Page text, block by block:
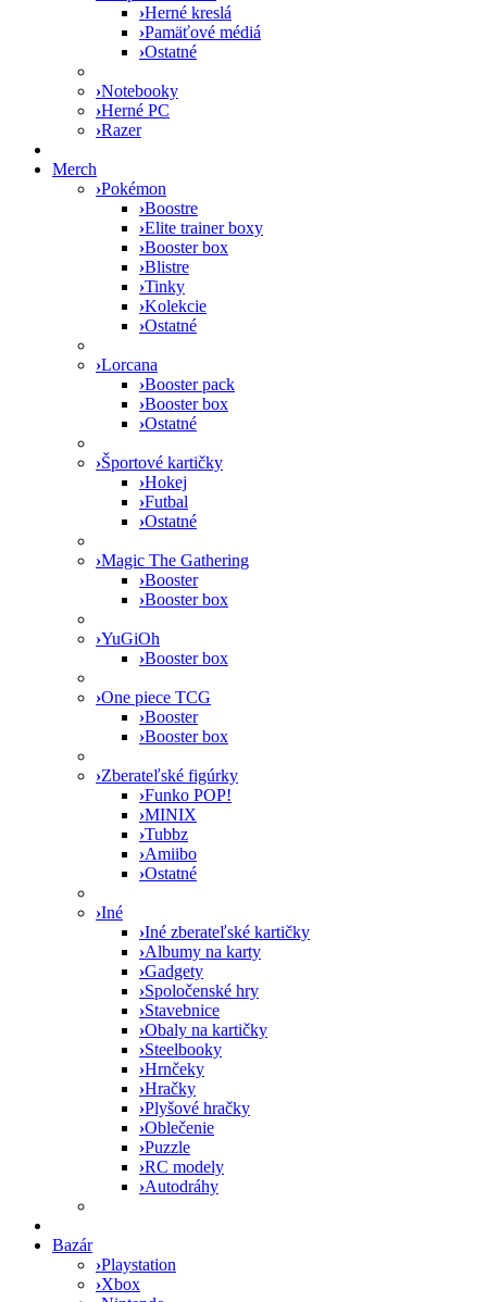
›Herné kreslá
›Pamäťové médiá
›Ostatné
›Notebooky
›Herné PC
›Razer
Merch
›Pokémon
›Boostre
›Elite trainer boxy
›Booster box
›Blistre
›Tinky
›Kolekcie
›Ostatné
›Lorcana
›Booster pack
›Booster box
›Ostatné
›Športové kartičky
›Hokej
›Futbal
›Ostatné
›Magic The Gathering
›Booster
›Booster box
›YuGiOh
›Booster box
›One piece TCG
›Booster
›Booster box
›Zberateľské figúrky
›Funko POP!
›MINIX
›Tubbz
›Amiibo
›Ostatné
›Iné
›Iné zberateľské kartičky
›Albumy na karty
›Gadgety
›Spoločenské hry
›Stavebnice
›Obaly na kartičky
›Steelbooky
›Hrnčeky
›Hračky
›Plyšové hračky
›Oblečenie
›Puzzle
›RC modely
›Autodráhy
Bazár
›Playstation
›Xbox